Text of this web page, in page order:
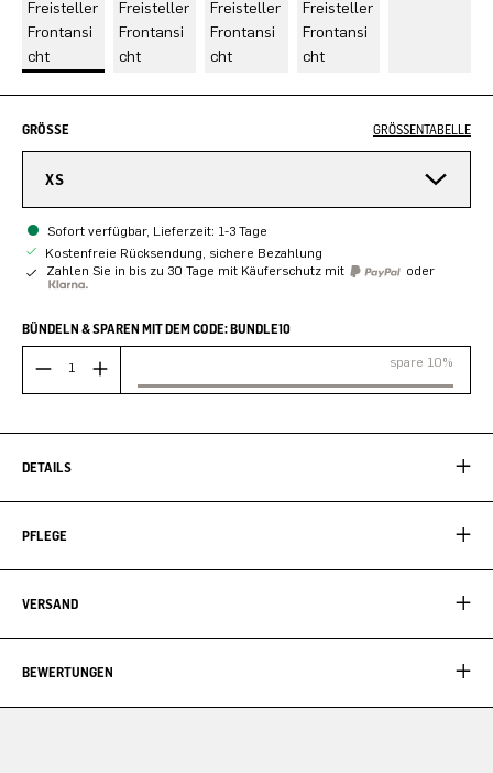
GRÖSSE GRÖSSENTABELLE
XS
Sofort verfügbar, Lieferzeit: 1-3 Tage
Kostenfreie Rücksendung, sichere Bezahlung
Zahlen Sie in bis zu 30 Tage mit Käuferschutz mit
oder
BÜNDELN & SPAREN MIT DEM CODE: BUNDLE10
spare 10%
DETAILS
PFLEGE
VERSAND
BEWERTUNGEN